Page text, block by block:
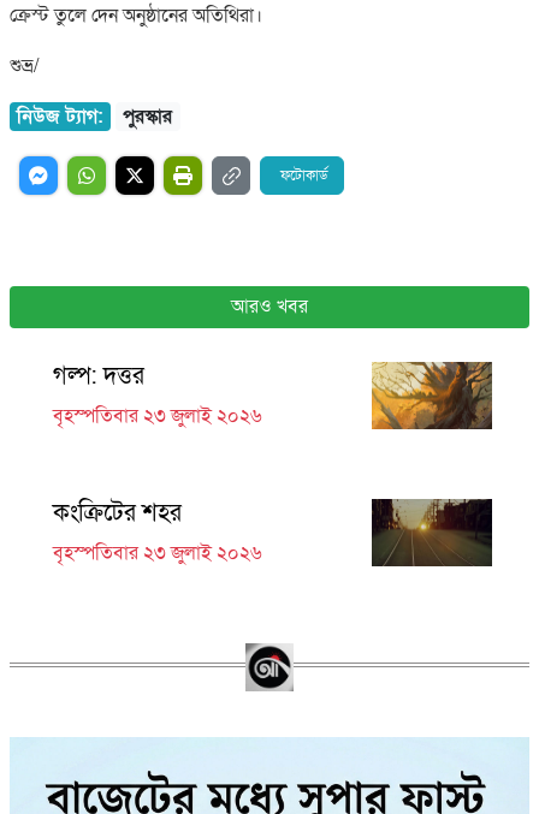
ক্রেস্ট তুলে দেন অনুষ্ঠানের অতিথিরা।
শুভ্র/
নিউজ ট্যাগ:
পুরস্কার
ফটোকার্ড
আরও খবর
গল্প: দত্তর
বৃহস্পতিবার ২৩ জুলাই ২০২৬
কংক্রিটের শহর
বৃহস্পতিবার ২৩ জুলাই ২০২৬